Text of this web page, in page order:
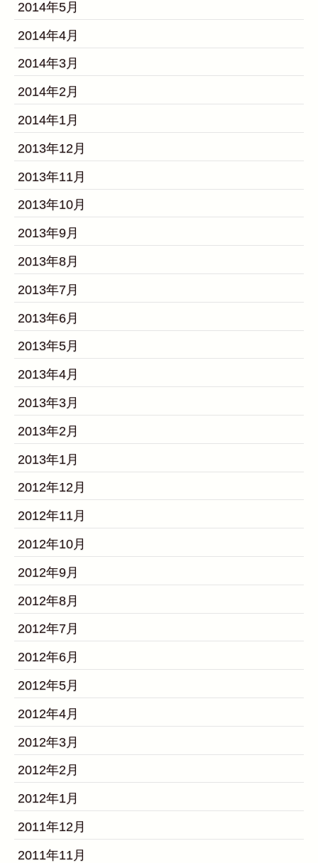
2014年5月
2014年4月
2014年3月
2014年2月
2014年1月
2013年12月
2013年11月
2013年10月
2013年9月
2013年8月
2013年7月
2013年6月
2013年5月
2013年4月
2013年3月
2013年2月
2013年1月
2012年12月
2012年11月
2012年10月
2012年9月
2012年8月
2012年7月
2012年6月
2012年5月
2012年4月
2012年3月
2012年2月
2012年1月
2011年12月
2011年11月